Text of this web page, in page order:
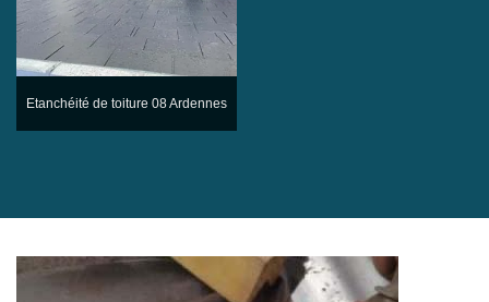
Etanchéité de toiture 08 Ardennes